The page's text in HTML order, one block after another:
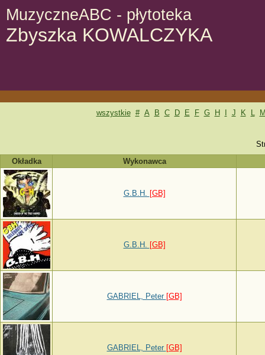
MuzyczneABC - płytoteka
Zbyszka KOWALCZYKA
wszystkie # A B C D E F G H J K L
Okładka
Wykonawca
G.B.H. [GB]
G.B.H. [GB]
GABRIEL, Peter [GB]
GABRIEL, Peter [GB]